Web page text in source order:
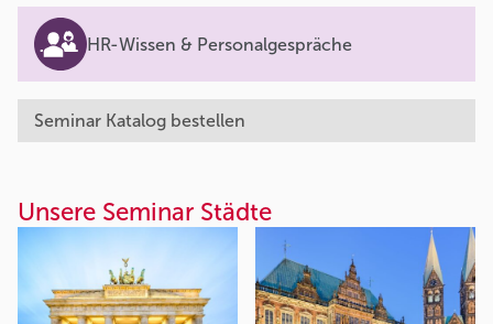
HR-Wissen & Personalgespräche
Seminar Katalog bestellen
Unsere Seminar Städte